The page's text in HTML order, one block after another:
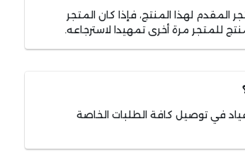
المقدم لهذا المنتج، فإذا كان المتجر
للمتجر مرة أخرى تمهيدا لاسترجاعه.
في توصيل كافة الطلبات الخاصة